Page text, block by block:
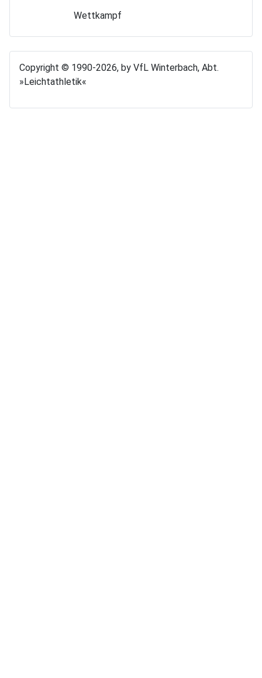
Wettkampf
Copyright © 1990-2026, by VfL Winterbach, Abt.
»Leichtathletik«